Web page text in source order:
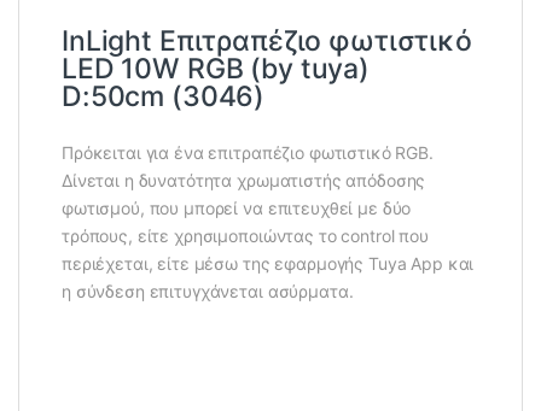
InLight Επιτραπέζιο φωτιστικό
LED 10W RGB (by tuya)
D:50cm (3046)
Πρόκειται για ένα επιτραπέζιο φωτιστικό RGB.
Δίνεται η δυνατότητα χρωματιστής απόδοσης
φωτισμού, που μπορεί να επιτευχθεί με δύο
τρόπους, είτε χρησιμοποιώντας το control που
περιέχεται, είτε μέσω της εφαρμογής Tuya App και
η σύνδεση επιτυγχάνεται ασύρματα.